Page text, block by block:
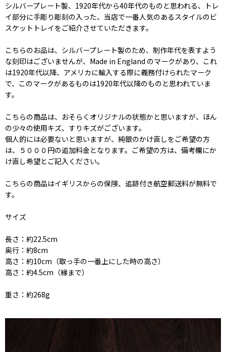
シルバープレート製、1920年代から40年代のものと思われる、トレ
イ部分に手彫り彫刻の入った、当店で一番人気のあるスタイルのビ
スケットトレイをご紹介させていただきます。
こちらのお品は、シルバープレート製のため、制作年代を表すよう
な刻印はございませんが、Made in England のマークがあり、これ
は1920年代以降、アメリカに輸入する際に義務付けられたマーク
で、このマークがあるものは1920年代以降のものと思われていま
す。
こちらの商品は、おそらくオリジナルの状態かと思いますが、ほん
の少々の使用キズ、すりキズがございます。
個人的には必要ないと思いますが、純銀のかけ直しをご希望の方
は、５０００円の追加料金となります。ご希望の方は、備考欄にか
け直し希望とご記入ください。
こちらの商品はイギリスからの保険、追跡付き航空郵送料が無料で
す。
サイズ
長さ：約22.5cm
奥行：約8cm
高さ：約10cm（取っ手の一番上にした時の高さ）
高さ：約4.5cm（縁まで）
重さ：約268g